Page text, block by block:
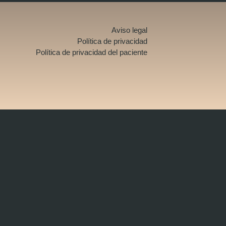
Aviso legal
Política de privacidad
Política de privacidad del paciente